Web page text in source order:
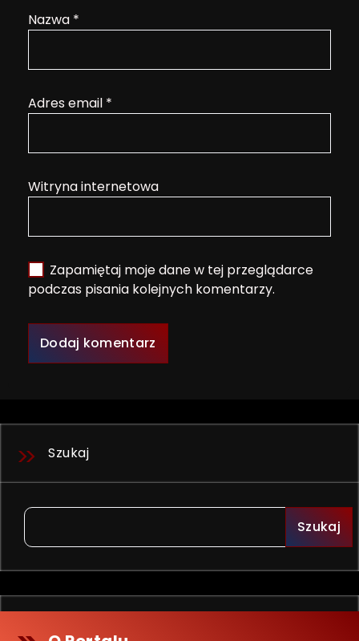
Nazwa *
Adres email *
Witryna internetowa
Zapamiętaj moje dane w tej przeglądarce
podczas pisania kolejnych komentarzy.
Szukaj
Szukaj